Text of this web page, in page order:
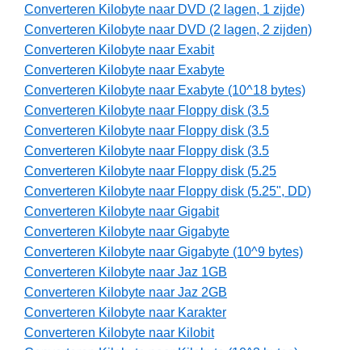
Converteren Kilobyte naar DVD (2 lagen, 1 zijde)
Converteren Kilobyte naar DVD (2 lagen, 2 zijden)
Converteren Kilobyte naar Exabit
Converteren Kilobyte naar Exabyte
Converteren Kilobyte naar Exabyte (10^18 bytes)
Converteren Kilobyte naar Floppy disk (3.5
Converteren Kilobyte naar Floppy disk (3.5
Converteren Kilobyte naar Floppy disk (3.5
Converteren Kilobyte naar Floppy disk (5.25
Converteren Kilobyte naar Floppy disk (5.25", DD)
Converteren Kilobyte naar Gigabit
Converteren Kilobyte naar Gigabyte
Converteren Kilobyte naar Gigabyte (10^9 bytes)
Converteren Kilobyte naar Jaz 1GB
Converteren Kilobyte naar Jaz 2GB
Converteren Kilobyte naar Karakter
Converteren Kilobyte naar Kilobit